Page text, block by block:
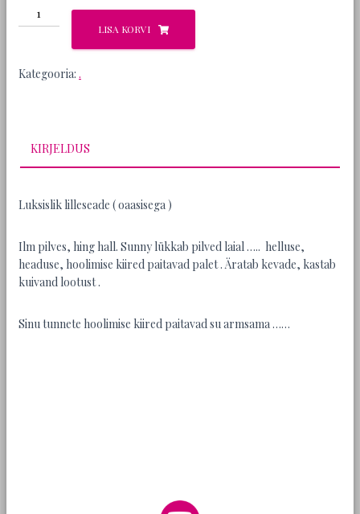
Sunny
kogus
LISA KORVI
Kategooria: .
KIRJELDUS
Luksislik lilleseade ( oaasisega )
Ilm pilves, hing hall. Sunny lükkab pilved laial ….. helluse,
headuse, hoolimise kiired paitavad palet . Äratab kevade, kastab
kuivand lootust .
Sinu tunnete hoolimise kiired paitavad su armsama ……